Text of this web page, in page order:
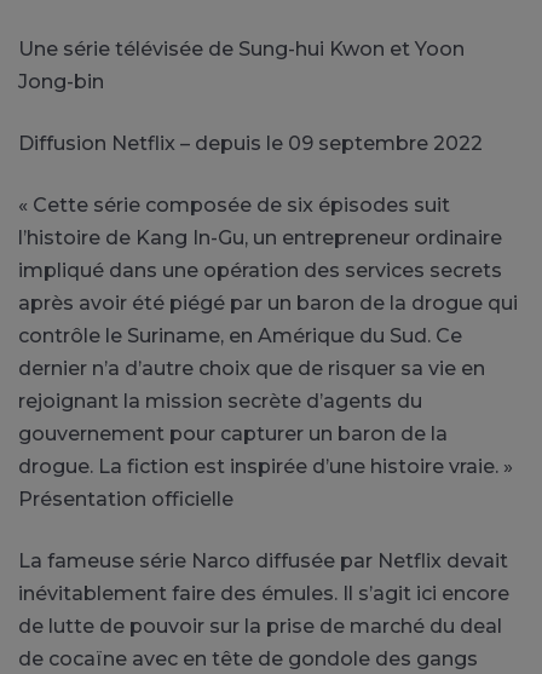
Une série télévisée de Sung-hui Kwon et Yoon
Jong-bin
Diffusion Netflix – depuis le 09 septembre 2022
« Cette série composée de six épisodes suit
l’histoire de Kang In-Gu, un entrepreneur ordinaire
impliqué dans une opération des services secrets
après avoir été piégé par un baron de la drogue qui
contrôle le Suriname, en Amérique du Sud. Ce
dernier n’a d’autre choix que de risquer sa vie en
rejoignant la mission secrète d’agents du
gouvernement pour capturer un baron de la
drogue. La fiction est inspirée d’une histoire vraie. »
Présentation officielle
La fameuse série Narco diffusée par Netflix devait
inévitablement faire des émules. Il s’agit ici encore
de lutte de pouvoir sur la prise de marché du deal
de cocaïne avec en tête de gondole des gangs